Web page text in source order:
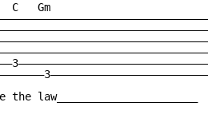
C   Gm
the law______________________